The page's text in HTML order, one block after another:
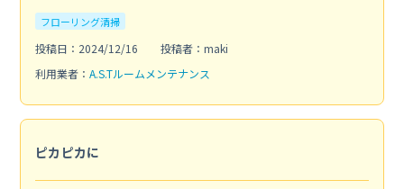
フローリング清掃
投稿日：2024/12/16
投稿者：maki
利用業者： A.S.Tルームメンテナンス
ピカピカに